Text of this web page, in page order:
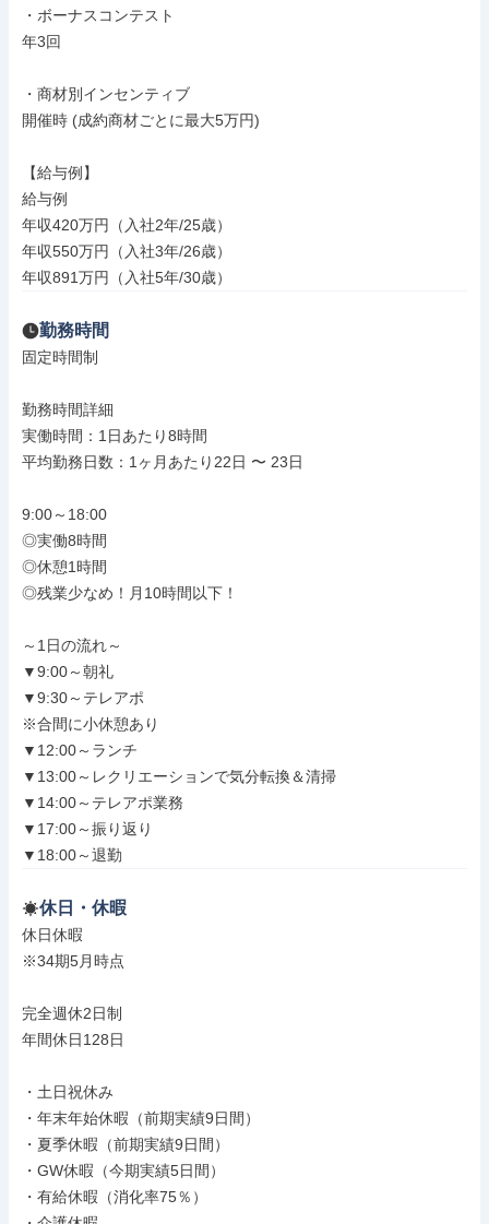
・ボーナスコンテスト
年3回
・商材別インセンティブ
開催時 (成約商材ごとに最大5万円)
【給与例】
給与例
年収420万円（入社2年/25歳）
年収550万円（入社3年/26歳）
年収891万円（入社5年/30歳）
勤務時間
固定時間制
勤務時間詳細
実働時間：1日あたり8時間
平均勤務日数：1ヶ月あたり22日 〜 23日
9:00～18:00
◎実働8時間
◎休憩1時間
◎残業少なめ！月10時間以下！
～1日の流れ～
▼9:00～朝礼
▼9:30～テレアポ
※合間に小休憩あり
▼12:00～ランチ
▼13:00～レクリエーションで気分転換＆清掃
▼14:00～テレアポ業務
▼17:00～振り返り
▼18:00～退勤
休日・休暇
休日休暇
※34期5月時点
完全週休2日制
年間休日128日
・土日祝休み
・年末年始休暇（前期実績9日間）
・夏季休暇（前期実績9日間）
・GW休暇（今期実績5日間）
・有給休暇（消化率75％）